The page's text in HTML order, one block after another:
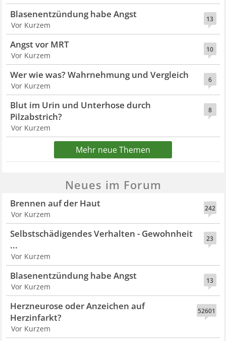
13
Blasenentzündung habe Angst
Vor Kurzem
10
Angst vor MRT
Vor Kurzem
6
Wer wie was? Wahrnehmung und Vergleich
Vor Kurzem
8
Blut im Urin und Unterhose durch
Pilzabstrich?
Vor Kurzem
Mehr neue Themen
Neues im Forum
242
Brennen auf der Haut
Vor Kurzem
23
Selbstschädigendes Verhalten - Gewohnheit
...
Vor Kurzem
13
Blasenentzündung habe Angst
Vor Kurzem
52601
Herzneurose oder Anzeichen auf
Herzinfarkt?
Vor Kurzem